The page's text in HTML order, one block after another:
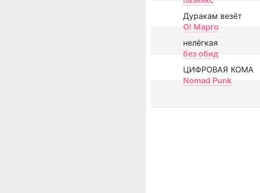
Дуракам везёт
О! Марго
нелёгкая
без обид
ЦИФРОВАЯ КОМА
Nomad Punk